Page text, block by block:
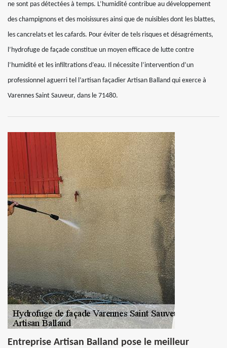
ne sont pas détectées à temps. L’humidité contribue au développement
des champignons et des moisissures ainsi que de nuisibles dont les blattes,
les cancrelats et les cafards. Pour éviter de tels risques et désagréments,
l’hydrofuge de façade constitue un moyen efficace de lutte contre
l’humidité et les infiltrations d’eau. Il nécessite l’intervention d’un
professionnel aguerri tel l’artisan façadier Artisan Balland qui exerce à
Varennes Saint Sauveur, dans le 71480.
Entreprise Artisan Balland pose le meilleur